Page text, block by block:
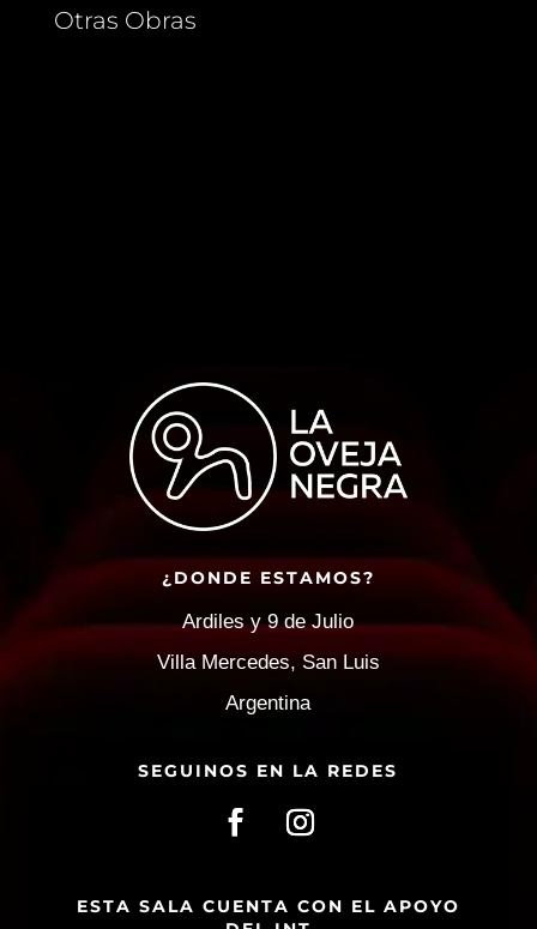
Otras Obras
¿DONDE ESTAMOS?
Ardiles y 9 de Julio
Villa Mercedes, San Luis
Argentina
SEGUINOS EN LA REDES
ESTA SALA CUENTA CON EL APOYO